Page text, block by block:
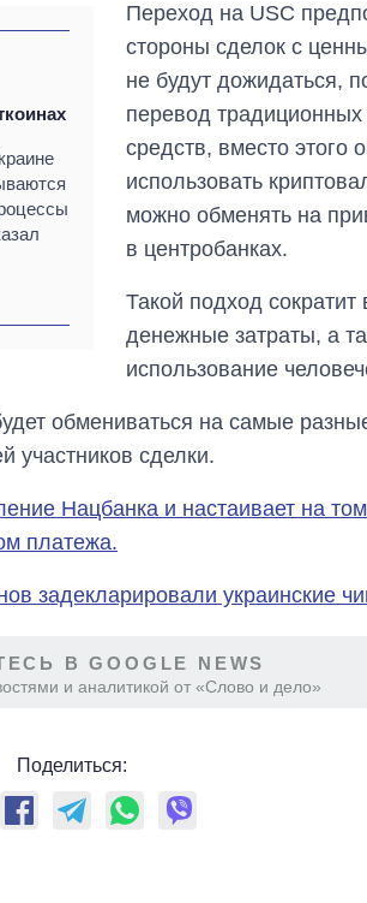
Переход на USC
стороны сделок с
не будут дожидаться,
перевод
средств, вместо этого
использовать
можно обменять на
в центробанках.
Такой подход
денежные затраты, а
использование
обмениваться на самые
участников сделки.
Нацбанка и настаивает на
платежа.
задекларировали украинские
В GOOGLE NEWS
и аналитикой от «Слово и дело»
Поделиться: